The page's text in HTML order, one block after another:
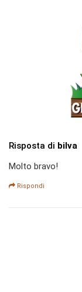
Risposta di bilva
Molto bravo!
Rispondi